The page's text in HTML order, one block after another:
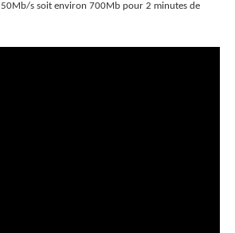
s soit environ 700Mb pour 2 minutes de